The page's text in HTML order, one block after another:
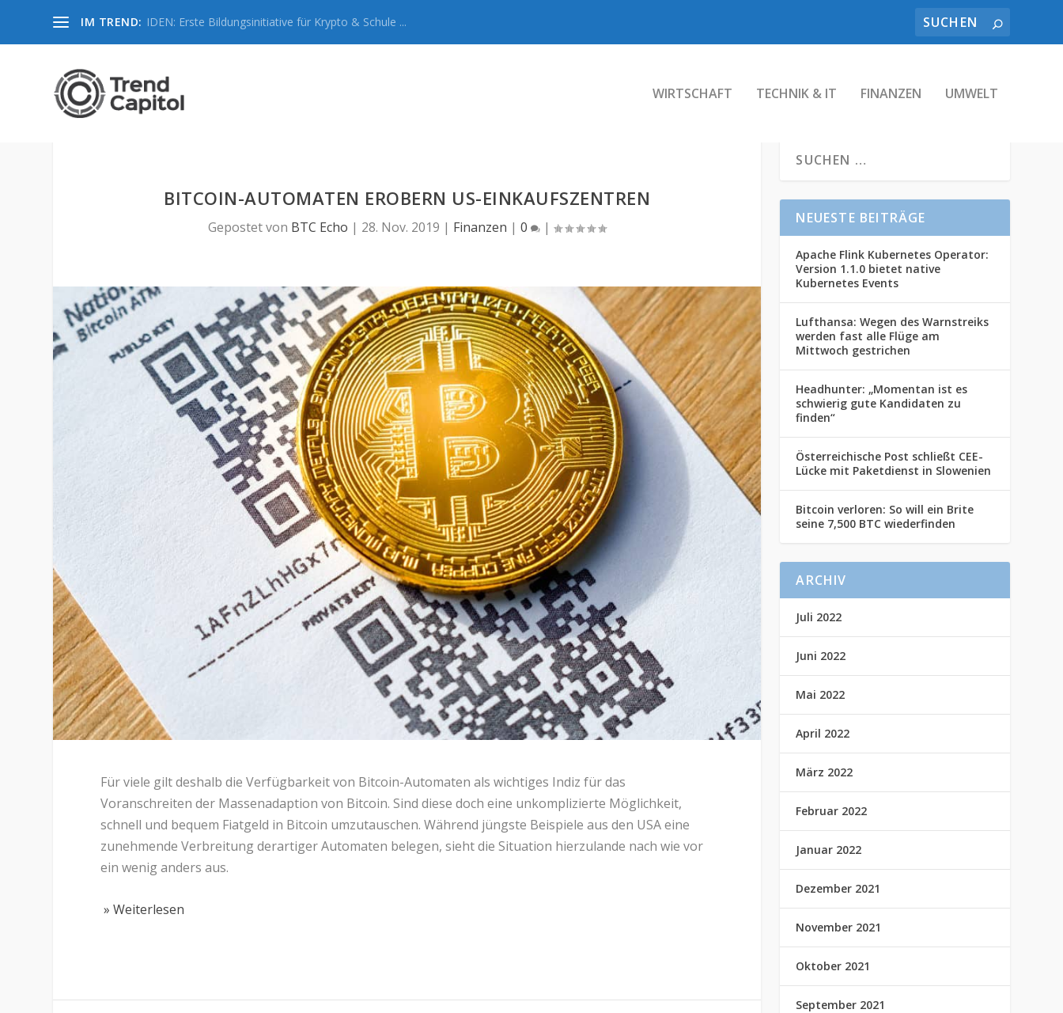
IM TREND: IDEN: Erste Bildungsinitiative für Krypto & Schule ...
WIRTSCHAFT TECHNIK & IT FINANZEN UMWELT
BITCOIN-AUTOMATEN EROBERN US-EINKAUFSZENTREN
Gepostet von BTC Echo | 28. Nov. 2019 | Finanzen |0 |
Für viele gilt deshalb die Verfügbarkeit von Bitcoin-Automaten als wichtiges Indiz für das
Voranschreiten der Massenadaption von Bitcoin. Sind diese doch eine unkomplizierte Möglichkeit,
schnell und bequem Fiatgeld in Bitcoin umzutauschen. Während jüngste Beispiele aus den USA eine
zunehmende Verbreitung derartiger Automaten belegen, sieht die Situation hierzulande nach wie vor
ein wenig anders aus.
» Weiterlesen
NEUESTE BEITRÄGE
Apache Flink Kubernetes Operator:
Version 1.1.0 bietet native
Kubernetes Events
Lufthansa: Wegen des Warnstreiks
werden fast alle Flüge am
Mittwoch gestrichen
Headhunter: „Momentan ist es
schwierig gute Kandidaten zu
finden“
Österreichische Post schließt CEE-
Lücke mit Paketdienst in Slowenien
Bitcoin verloren: So will ein Brite
seine 7,500 BTC wiederfinden
ARCHIV
Juli 2022
Juni 2022
Mai 2022
April 2022
März 2022
Februar 2022
Januar 2022
Dezember 2021
November 2021
Oktober 2021
September 2021